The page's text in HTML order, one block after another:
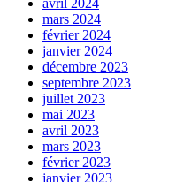
avril 2024
mars 2024
février 2024
janvier 2024
décembre 2023
septembre 2023
juillet 2023
mai 2023
avril 2023
mars 2023
février 2023
janvier 2023